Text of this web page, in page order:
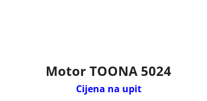
Motor TOONA 5024
Cijena na upit